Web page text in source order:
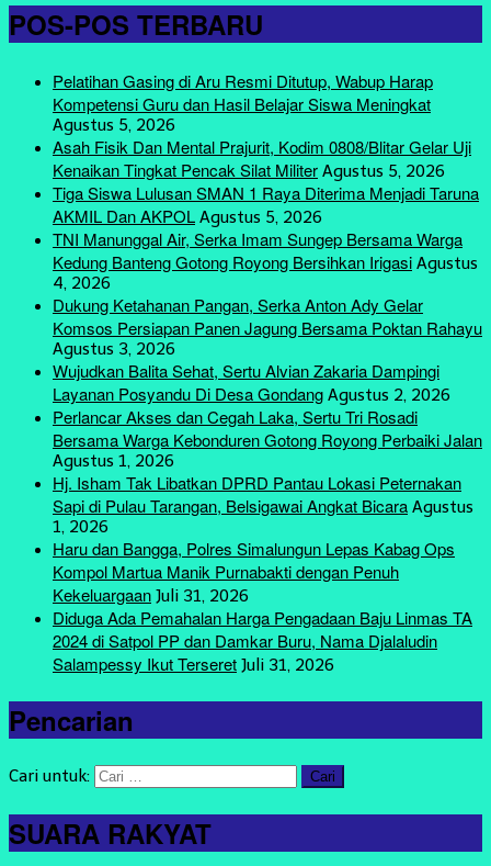
POS-POS TERBARU
Pelatihan Gasing di Aru Resmi Ditutup, Wabup Harap
Kompetensi Guru dan Hasil Belajar Siswa Meningkat
Agustus 5, 2026
Asah Fisik Dan Mental Prajurit, Kodim 0808/Blitar Gelar Uji
Kenaikan Tingkat Pencak Silat Militer Agustus 5, 2026
Tiga Siswa Lulusan SMAN 1 Raya Diterima Menjadi Taruna
AKMIL Dan AKPOL Agustus 5, 2026
TNI Manunggal Air, Serka Imam Sungep Bersama Warga
Kedung Banteng Gotong Royong Bersihkan Irigasi Agustus
4, 2026
Dukung Ketahanan Pangan, Serka Anton Ady Gelar
Komsos Persiapan Panen Jagung Bersama Poktan Rahayu
Agustus 3, 2026
Wujudkan Balita Sehat, Sertu Alvian Zakaria Dampingi
Layanan Posyandu Di Desa Gondang Agustus 2, 2026
Perlancar Akses dan Cegah Laka, Sertu Tri Rosadi
Bersama Warga Kebonduren Gotong Royong Perbaiki Jalan
Agustus 1, 2026
Hj. Isham Tak Libatkan DPRD Pantau Lokasi Peternakan
Sapi di Pulau Tarangan, Belsigawai Angkat Bicara Agustus
1, 2026
Haru dan Bangga, Polres Simalungun Lepas Kabag Ops
Kompol Martua Manik Purnabakti dengan Penuh
Kekeluargaan Juli 31, 2026
Diduga Ada Pemahalan Harga Pengadaan Baju Linmas TA
2024 di Satpol PP dan Damkar Buru, Nama Djalaludin
Salampessy Ikut Terseret Juli 31, 2026
Pencarian
Cari untuk:
SUARA RAKYAT